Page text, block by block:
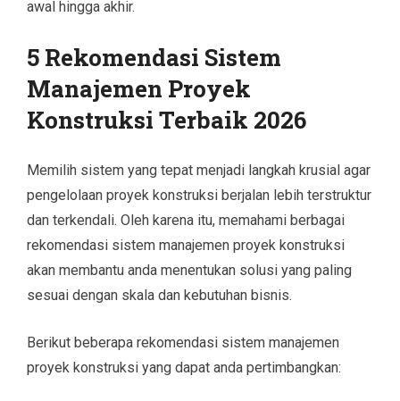
awal hingga akhir.
5 Rekomendasi Sistem
Manajemen Proyek
Konstruksi Terbaik 2026
Memilih sistem yang tepat menjadi langkah krusial agar
pengelolaan proyek konstruksi berjalan lebih terstruktur
dan terkendali. Oleh karena itu, memahami berbagai
rekomendasi sistem manajemen proyek konstruksi
akan membantu anda menentukan solusi yang paling
sesuai dengan skala dan kebutuhan bisnis.
Berikut beberapa rekomendasi sistem manajemen
proyek konstruksi yang dapat anda pertimbangkan: